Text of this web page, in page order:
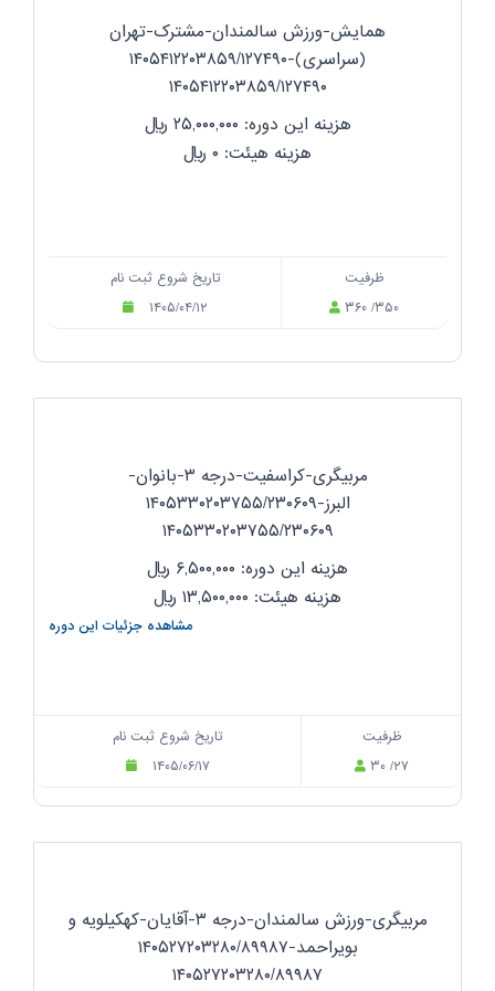
همایش-ورزش سالمندان-مشترک-تهران
(سراسری)-۱۴۰۵۴۱۲۲۰۳۸۵۹/۱۲۷۴۹۰
۱۴۰۵۴۱۲۲۰۳۸۵۹/۱۲۷۴۹۰
هزینه این دوره: ۲۵,۰۰۰,۰۰۰
ریال
هزینه هیئت: ۰
ریال
تاریخ شروع ثبت نام
۱۴۰۵/۰۴/۱۲
ظرفیت
۳۶۰ /۳۵۰
مربیگری-کراسفیت-درجه ۳-بانوان-
البرز-۱۴۰۵۳۳۰۲۰۳۷۵۵/۲۳۰۶۰۹
۱۴۰۵۳۳۰۲۰۳۷۵۵/۲۳۰۶۰۹
هزینه این دوره: ۶,۵۰۰,۰۰۰
ریال
هزینه هیئت: ۱۳,۵۰۰,۰۰۰
ریال
مشاهده جزئیات این دوره
تاریخ شروع ثبت نام
۱۴۰۵/۰۶/۱۷
ظرفیت
۳۰ /۲۷
مربیگری-ورزش سالمندان-درجه ۳-آقایان-کهکیلویه و
بویراحمد-۱۴۰۵۲۷۲۰۳۲۸۰/۸۹۹۸۷
۱۴۰۵۲۷۲۰۳۲۸۰/۸۹۹۸۷